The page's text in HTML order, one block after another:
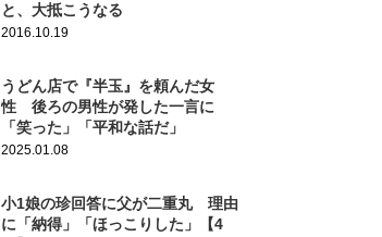
と、大抵こうなる
2016.10.19
うどん店で『半玉』を頼んだ女
性 後ろの男性が発した一言に
「笑った」「平和な話だ」
2025.01.08
小1娘の珍回答に父が二重丸 理由
に「納得」「ほっこりした」【4